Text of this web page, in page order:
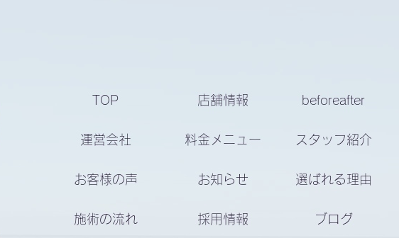
TOP
運営会社
お客様の声
施術の流れ
店舗情報
料金メニュー
お知らせ
採用情報
beforeafter
スタッフ紹介
選ばれる理由
ブログ